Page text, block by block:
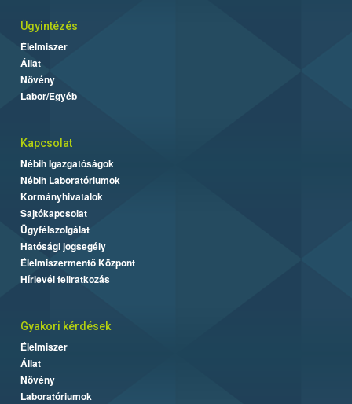
Ügyintézés
Élelmiszer
Állat
Növény
Labor/Egyéb
Kapcsolat
Nébih Igazgatóságok
Nébih Laboratóriumok
Kormányhivatalok
Sajtókapcsolat
Ügyfélszolgálat
Hatósági jogsegély
Élelmiszermentő Központ
Hírlevél feliratkozás
Gyakori kérdések
Élelmiszer
Állat
Növény
Laboratóriumok